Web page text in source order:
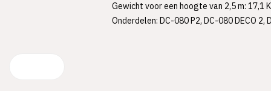
Gewicht voor een hoogte van 2,5 m: 17,1
Onderdelen: DC-080 P2, DC-080 DECO 2,